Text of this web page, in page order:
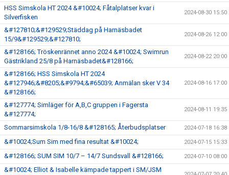
HSS Simskola HT 2024 &#10024; Fåtalplatser kvar i
Silverfisken
2024-08-30 15:50
&#127810;&#129529;Städdag på Harnäsbadet
15/9&#129529;&#127810;
2024-08-26 12:00
&#128166; Tröskenrännet anno 2024 &#10024; Swimrun
Gästrikland 25/8 på Harnäsbadet&#128166;
2024-08-22 20:00
&#128166; HSS Simskola HT 2024
&#127946;&#8205;&#9794;&#65039; Anmälan sker V 34
&#128166;
2024-08-16 17:00
&#127774; Simläger för A,B,C gruppen i Fagersta
&#127774;
2024-08-11 19:35
Sommarsimskola 1/8-16/8 &#128165; Återbudsplatser 2024-07-18 16:38
&#10024;Sum Sim med fina resultat &#10024; 2024-07-15 15:33
&#128166; SUM SIM 10/7 – 14/7 Sundsvall &#128166; 2024-07-10 08:00
&#10024; Elliot & Isabelle kämpade tappert i SM/JSM